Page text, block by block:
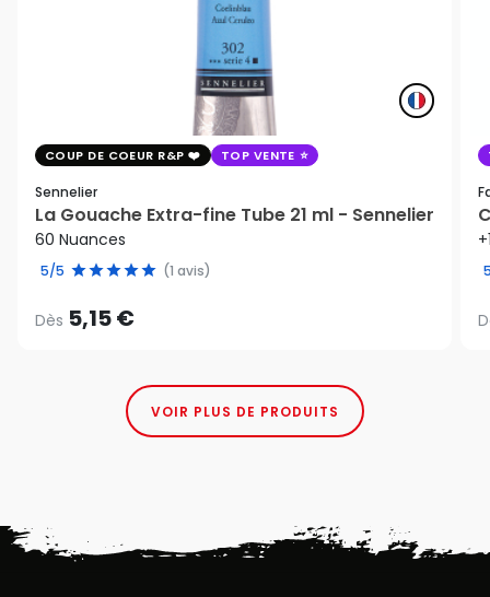
COUP DE COEUR R&P TOP VENTE
Sennelier
La Gouache Extra-fine Tube 21 ml - Sennelier
60 Nuances
5/5 (1 avis)
Dès 5,15 €
VOIR PLUS DE PRODUITS